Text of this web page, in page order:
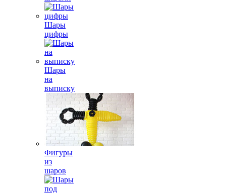
Шары
цифры
Шары
на
выписку
Фигуры
из
шаров